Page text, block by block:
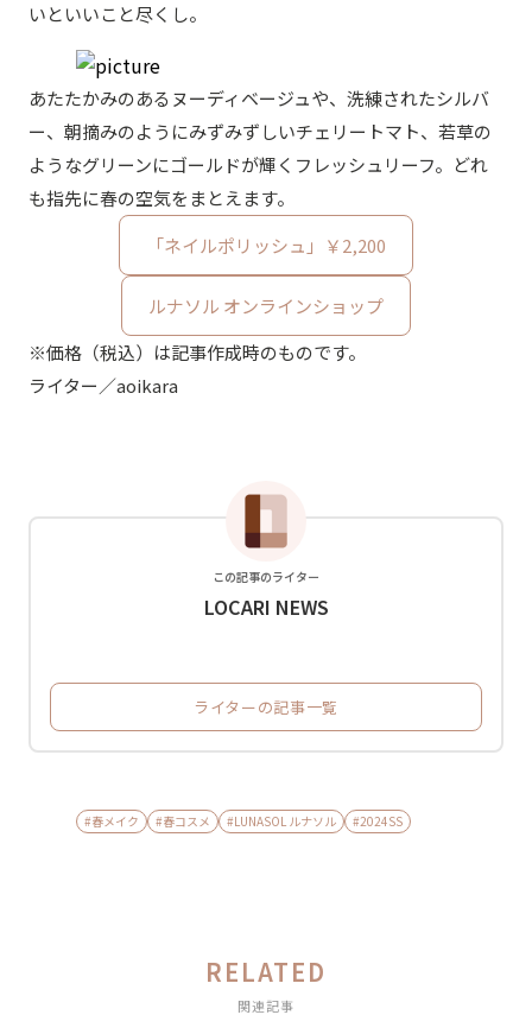
いといいこと尽くし。
あたたかみのあるヌーディベージュや、洗練されたシルバ
ー、朝摘みのようにみずみずしいチェリートマト、若草の
ようなグリーンにゴールドが輝くフレッシュリーフ。どれ
も指先に春の空気をまとえます。
「ネイルポリッシュ」￥2,200
ルナソル オンラインショップ
※価格（税込）は記事作成時のものです。
ライター／aoikara
この記事のライター
LOCARI NEWS
ライターの記事一覧
#春メイク #春コスメ #LUNASOL ルナソル #2024SS
RELATED
関連記事